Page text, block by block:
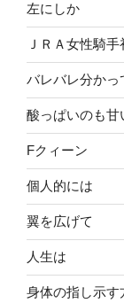
左にしか
ＪＲＡ女性騎手
バレバレ分かっ
酸っぱいのも甘
Fクィーン
個人的には
翼を広げて
人生は
身体の指し示す